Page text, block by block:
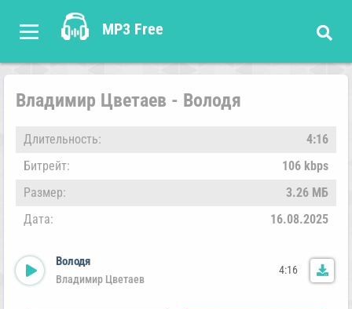
MP3 Free
Владимир Цветаев - Володя
Длительность:
4:16
Битрейт:
106 kbps
Размер:
3.26 МБ
Дата:
16.08.2025
Володя
Владимир Цветаев
4:16